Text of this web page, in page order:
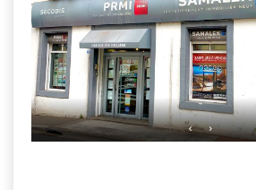
Qui Sommes-Nous
Nous Rejoindre
Nos Actualités